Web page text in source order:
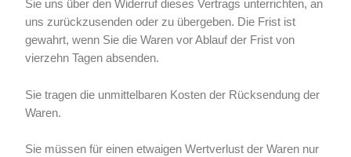
Sie uns über den Widerruf dieses Vertrags unterrichten, an
uns zurückzusenden oder zu übergeben. Die Frist ist
gewahrt, wenn Sie die Waren vor Ablauf der Frist von
vierzehn Tagen absenden.
Sie tragen die unmittelbaren Kosten der Rücksendung der
Waren.
Sie müssen für einen etwaigen Wertverlust der Waren nur